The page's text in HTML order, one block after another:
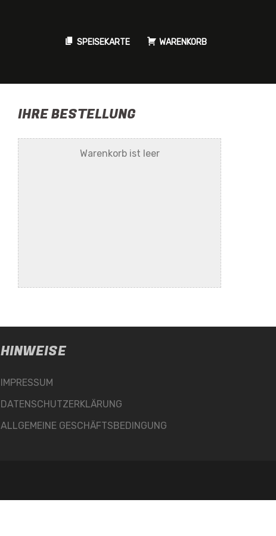
SPEISEKARTE WARENKORB
IHRE BESTELLUNG
Warenkorb ist leer
HINWEISE
IMPRESSUM
DATENSCHUTZERKLÄRUNG
ALLGEMEINE GESCHÄFTSBEDINGUNG